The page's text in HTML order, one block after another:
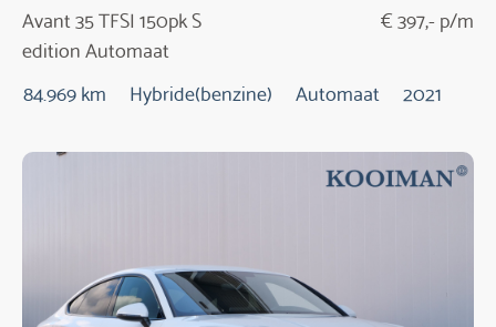
Avant 35 TFSI 150pk S
edition Automaat
€ 397,- p/m
84.969 km Hybride(benzine) Automaat 2021